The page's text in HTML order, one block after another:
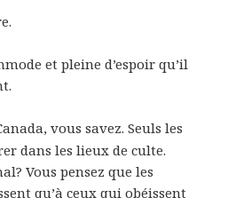
et pleine d’espoir qu’il
vous savez. Seuls les
dans les lieux de culte.
Vous pensez que les
qu’à ceux qui obéissent